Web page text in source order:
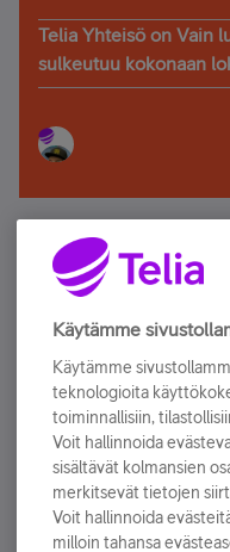
Telia Yhteisö on Vain
sulkeutuu kokonaan
Älä jää paitsi –
Tilaa Telian uutiskirje
sähköpostiisi.
Tilaa nyt
Käytämme
Käytämme
teknologioita
toiminnallisiin,
Voit hallinnoida
sisältävät kolmansien
merkitsevät tietojen
Voit hallinnoida
milloin tahansa